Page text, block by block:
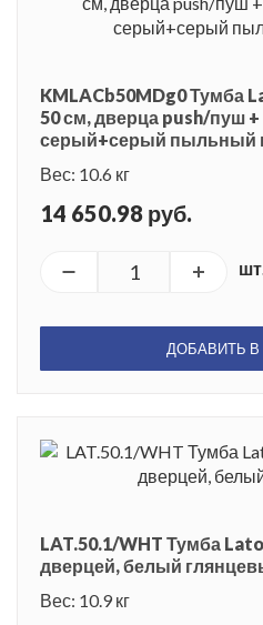
KMLACb50MDg0 Тумба
50 см, дверца push/пуш
серый+серый пыльный
Вес: 10.6 кг
14 650.98 руб.
ДОБАВИТЬ В
LAT.50.1/WHT Тумба
дверцей, белый
Вес: 10.9 кг